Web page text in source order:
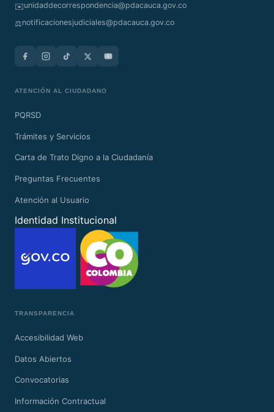
✉️unidaddecorrespondencia@pdacauca.gov.co
⚖️notificacionesjudiciales@pdacauca.gov.co
ATENCIÓN AL CIUDADANO
PQRSD
Trámites y Servicios
Carta de Trato Digno a la Ciudadanía
Preguntas Frecuentes
Atención al Usuario
Identidad Institucional
TRANSPARENCIA
Accesibilidad Web
Datos Abiertos
Convocatorias
Información Contractual